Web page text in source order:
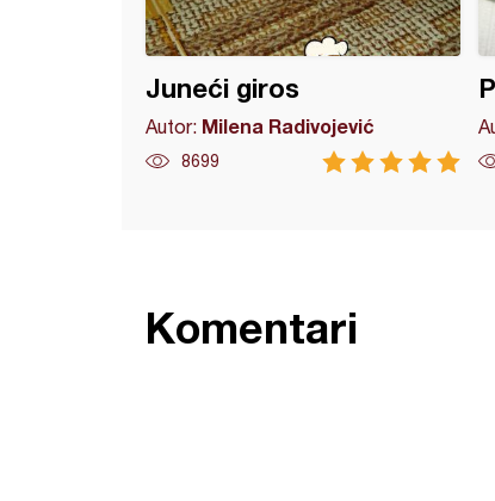
Juneći giros
Autor: Milena Radivojević
8699
Komentari